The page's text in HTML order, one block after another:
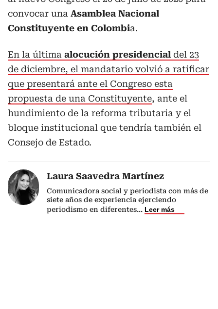
convocar una Asamblea Nacional
Constituyente en Colombia.
En la última alocución presidencial del 23
de diciembre, el mandatario volvió a ratificar
que presentará ante el Congreso esta
propuesta de una Constituyente, ante el
hundimiento de la reforma tributaria y el
bloque institucional que tendría también el
Consejo de Estado.
Laura Saavedra Martínez
Comunicadora social y periodista con más de
siete años de experiencia ejerciendo
periodismo en diferentes... Leer más